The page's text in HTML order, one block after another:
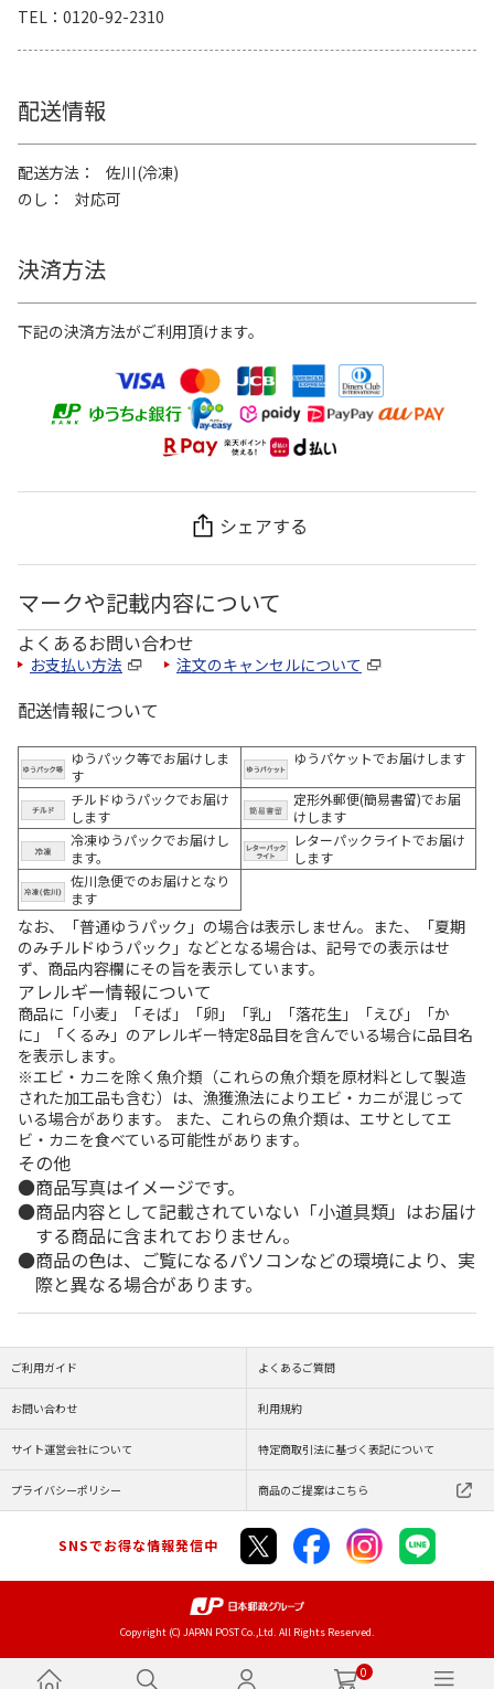
0
TEL
0120-92-2310
配送情報
配送方法
佐川(冷凍)
のし
対応可
決済方法
下記の決済方法がご利用頂けます。
シェアする
マークや記載内容について
よくあるお問い合わせ
お支払い方法 注文のキャンセルについて
配送情報について
ゆうパック等でお届けしま
す
ゆうパケットでお届けします
チルドゆうパックでお届け
します
定形外郵便(簡易書留)でお届
けします
冷凍ゆうパックでお届けし
ます。
レターパックライトでお届け
します
佐川急便でのお届けとなり
ます
なお、「普通ゆうパック」の場合は表示しません。また、「夏期
のみチルドゆうパック」などとなる場合は、記号での表示はせ
ず、商品内容欄にその旨を表示しています。
アレルギー情報について
商品に「小麦」「そば」「卵」「乳」「落花生」「えび」「か
に」「くるみ」のアレルギー特定8品目を含んでいる場合に品目名
を表示します。
※エビ・カニを除く魚介類（これらの魚介類を原材料として製造
された加工品も含む）は、漁獲漁法によりエビ・カニが混じって
いる場合があります。 また、これらの魚介類は、エサとしてエ
ビ・カニを食べている可能性があります。
その他
商品写真はイメージです。
商品内容として記載されていない「小道具類」はお届け
する商品に含まれておりません。
商品の色は、ご覧になるパソコンなどの環境により、実
際と異なる場合があります。
ご利用ガイド よくあるご質問
お問い合わせ 利用規約
サイト運営会社について 特定商取引法に基づく表記について
プライバシーポリシー 商品のご提案はこちら
SNSでお得な情報発信中
Copyright (C) JAPAN POST Co.,Ltd. All Rights Reserved.